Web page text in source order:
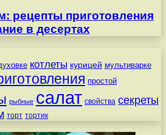
рецепты приготовления
в десертах
котлеты курицей мультиварке
простой
рыбные салат свойства секреты
торт тортик